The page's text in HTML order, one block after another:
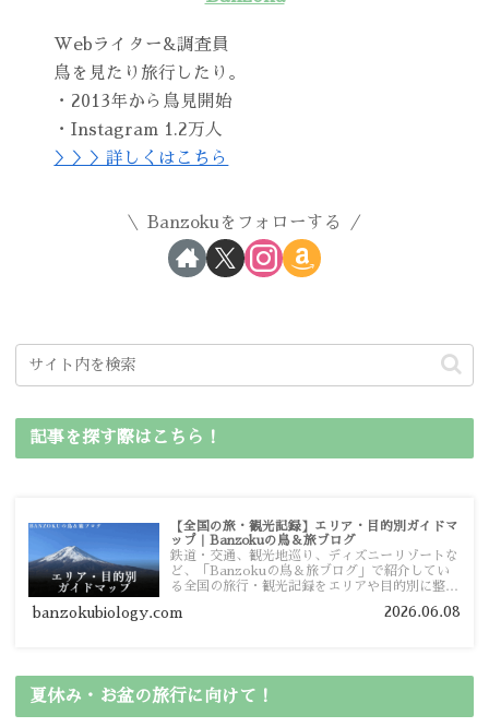
Webライター&調査員
鳥を見たり旅行したり。
・2013年から鳥見開始
・Instagram 1.2万人
＞＞＞詳しくはこちら
Banzokuをフォローする
記事を探す際はこちら！
【全国の旅・観光記録】エリア・目的別ガイドマ
ップ｜Banzokuの鳥＆旅ブログ
鉄道・交通、観光地巡り、ディズニーリゾートな
ど、「Banzokuの鳥＆旅ブログ」で紹介してい
る全国の旅行・観光記録をエリアや目的別に整理
ガイドマップからスムーズに見つけていただけま
banzokubiology.com 2026.06.08
夏休み・お盆の旅行に向けて！